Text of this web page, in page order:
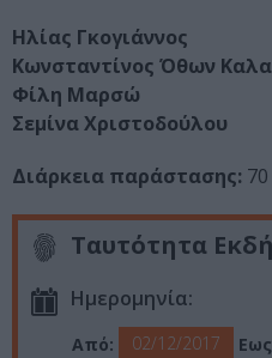
Ηλίας Γκογιάννος
Κωνσταντίνος Όθων
Φίλη Μαρσώ
Σεμίνα Χριστοδούλου
Διάρκεια παράστασης:
Ταυτότητα
Ημερομηνία:
Από: 02/12/2017